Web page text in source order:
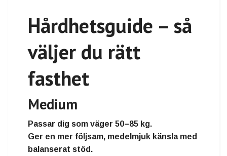
Hårdhetsguide – så
väljer du rätt
fasthet
Medium
Passar dig som väger 50–85 kg.
Ger en mer följsam, medelmjuk känsla med
balanserat stöd.